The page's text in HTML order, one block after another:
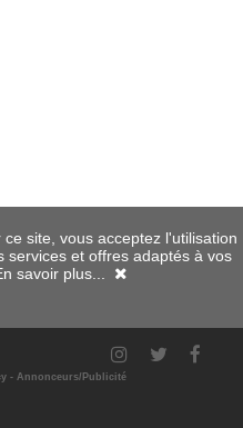
- Annonceurs/Publicité
site, vous acceptez l'utilisation
services et offres adaptés à vos
savoir plus...